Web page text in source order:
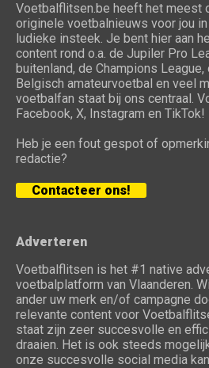
Voetbalflitsen.be heeft het meest
originele voetbalnieuws voor jou
ludieke insteek. Je bent hier aan
content rond o.a. de Jupiler Pro
buitenland, de Champions
Belgisch amateurvoetbal en veel
voetbalfan staat bij ons centraal.
Facebook, X, Instagram en TikTok!
Heb je een fout gespot of
redactie?
Contacteer ons!
Adverteren
Voetbalflitsen is het #1 native
voetbalplatform van Vlaanderen.
ander uw merk en/of campagne
relevante content voor
staat zijn zeer succesvolle en
draaien. Het is ook steeds
onze succesvolle social media